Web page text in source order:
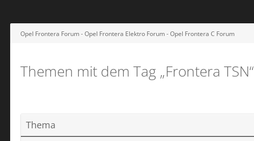
Opel Frontera Forum - Opel Frontera Elektro Forum - Opel Frontera C Forum
Themen mit dem Tag „Frontera​​​​ TSN“
Thema